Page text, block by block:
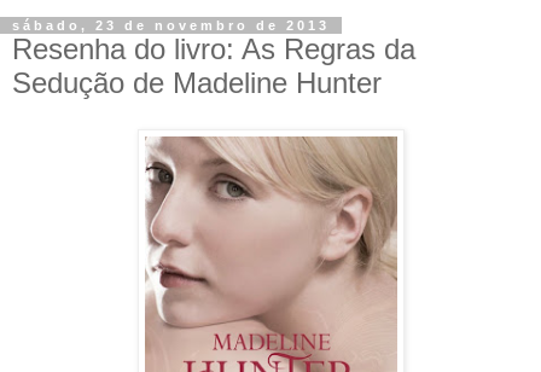
sábado, 23 de novembro de 2013
Resenha do livro: As Regras da
Sedução de Madeline Hunter